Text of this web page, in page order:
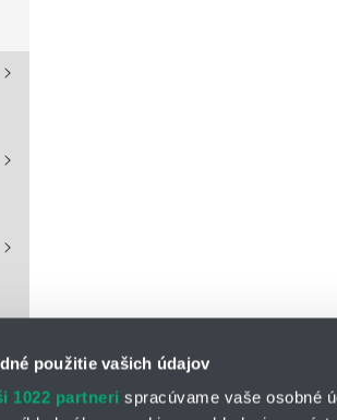
použitie vašich údajov
1022 partneri spracúvame vaše osobné